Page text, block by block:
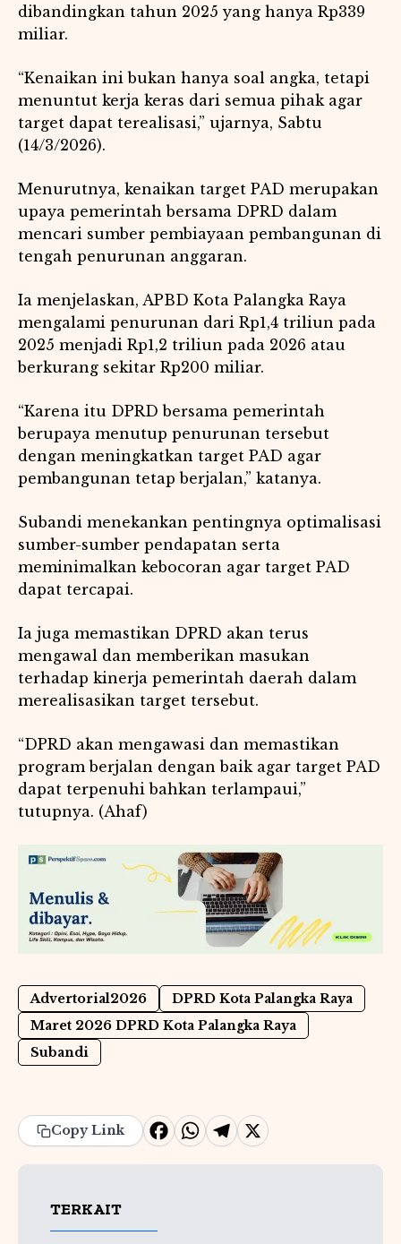
dibandingkan tahun 2025 yang hanya Rp339
miliar.
“Kenaikan ini bukan hanya soal angka, tetapi
menuntut kerja keras dari semua pihak agar
target dapat terealisasi,” ujarnya, Sabtu
(14/3/2026).
Menurutnya, kenaikan target PAD merupakan
upaya pemerintah bersama DPRD dalam
mencari sumber pembiayaan pembangunan di
tengah penurunan anggaran.
Ia menjelaskan, APBD Kota Palangka Raya
mengalami penurunan dari Rp1,4 triliun pada
2025 menjadi Rp1,2 triliun pada 2026 atau
berkurang sekitar Rp200 miliar.
“Karena itu DPRD bersama pemerintah
berupaya menutup penurunan tersebut
dengan meningkatkan target PAD agar
pembangunan tetap berjalan,” katanya.
Subandi menekankan pentingnya optimalisasi
sumber-sumber pendapatan serta
meminimalkan kebocoran agar target PAD
dapat tercapai.
Ia juga memastikan DPRD akan terus
mengawal dan memberikan masukan
terhadap kinerja pemerintah daerah dalam
merealisasikan target tersebut.
“DPRD akan mengawasi dan memastikan
program berjalan dengan baik agar target PAD
dapat terpenuhi bahkan terlampaui,”
tutupnya. (Ahaf)
Advertorial2026
DPRD Kota Palangka Raya
Maret 2026 DPRD Kota Palangka Raya
Subandi
Copy Link
F
a
W
h
T
e
X
TERKAIT